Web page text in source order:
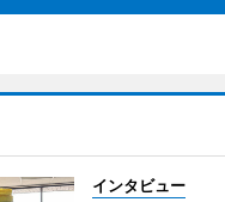
インタビュー